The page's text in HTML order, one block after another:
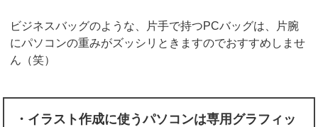
ビジネスバッグのような、片手で持つPCバッグは、片腕
にパソコンの重みがズッシリときますのでおすすめしませ
ん（笑）
・イラスト作成に使うパソコンは専用グラフィッ